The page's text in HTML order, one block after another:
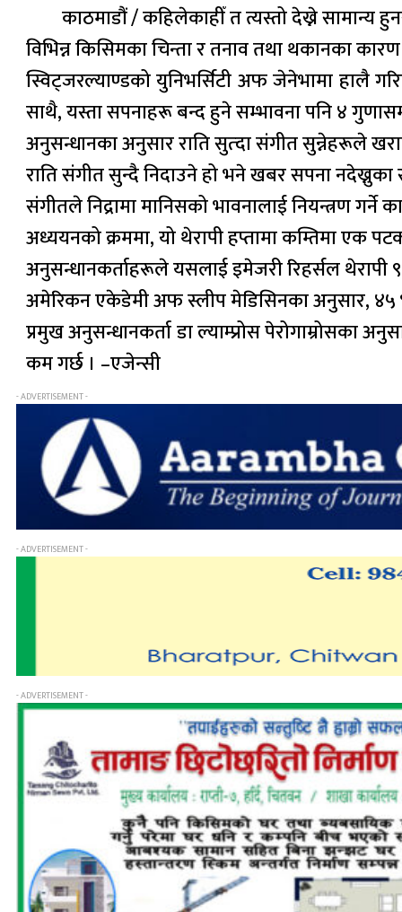
काठमाडौं / कहिलेकाहीँ त त्यस्तो देख्ने सामान्य
विभिन्न किसिमका चिन्ता र तनाव तथा थकानका
स्विट्जरल्याण्डको युनिभर्सिटी अफ जेनेभामा हालै
साथै, यस्ता सपनाहरू बन्द हुने सम्भावना पनि ४
अनुसन्धानका अनुसार राति सुत्दा संगीत सुन्नेहरूले
राति संगीत सुन्दै निदाउने हो भने खबर सपना नदेख्नुका
संगीतले निद्रामा मानिसको भावनालाई नियन्त्रण गर्ने
अध्ययनको क्रममा, यो थेरापी हप्तामा कम्तिमा एक
अनुसन्धानकर्ताहरूले यसलाई इमेजरी रिहर्सल
अमेरिकन एकेडेमी अफ स्लीप मेडिसिनका अनुसार, ४५
प्रमुख अनुसन्धानकर्ता डा ल्याम्प्रोस पेरोगाम्रोसका
कम गर्छ । –एजेन्सी
- ADVERTISEMENT -
- ADVERTISEMENT -
- ADVERTISEMENT -